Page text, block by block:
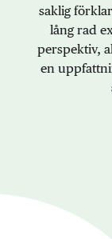
saklig
lång rad
perspektiv,
en